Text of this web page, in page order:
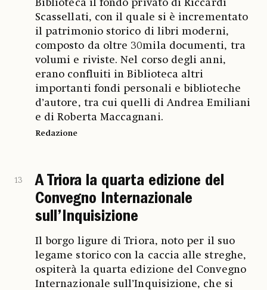
Biblioteca il fondo privato di Riccardi
Scassellati, con il quale si è incrementato
il patrimonio storico di libri moderni,
composto da oltre 30mila documenti, tra
volumi e riviste. Nel corso degli anni,
erano confluiti in Biblioteca altri
importanti fondi personali e biblioteche
d’autore, tra cui quelli di Andrea Emiliani
e di Roberta Maccagnani.
Redazione
13
A Triora la quarta edizione del
Convegno Internazionale
sull’Inquisizione
Il borgo ligure di Triora, noto per il suo
legame storico con la caccia alle streghe,
ospiterà la quarta edizione del Convegno
Internazionale sull’Inquisizione, che si